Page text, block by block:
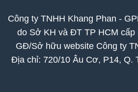
Công ty TNHH Khang Phan -
do Sở KH và ĐT TP HCM cấp
GĐ/Sở hữu website Công ty
Địa chỉ: 720/10 Âu Cơ, P14, Q.